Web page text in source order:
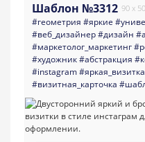
Шаблон №3312 90 x 50
#геометрия #яркие
#веб_дизайнер#дизайн
#маркетолог_маркетинг
#художник#абстракция
#instagram#яркая_визитка
#визитная_карточка